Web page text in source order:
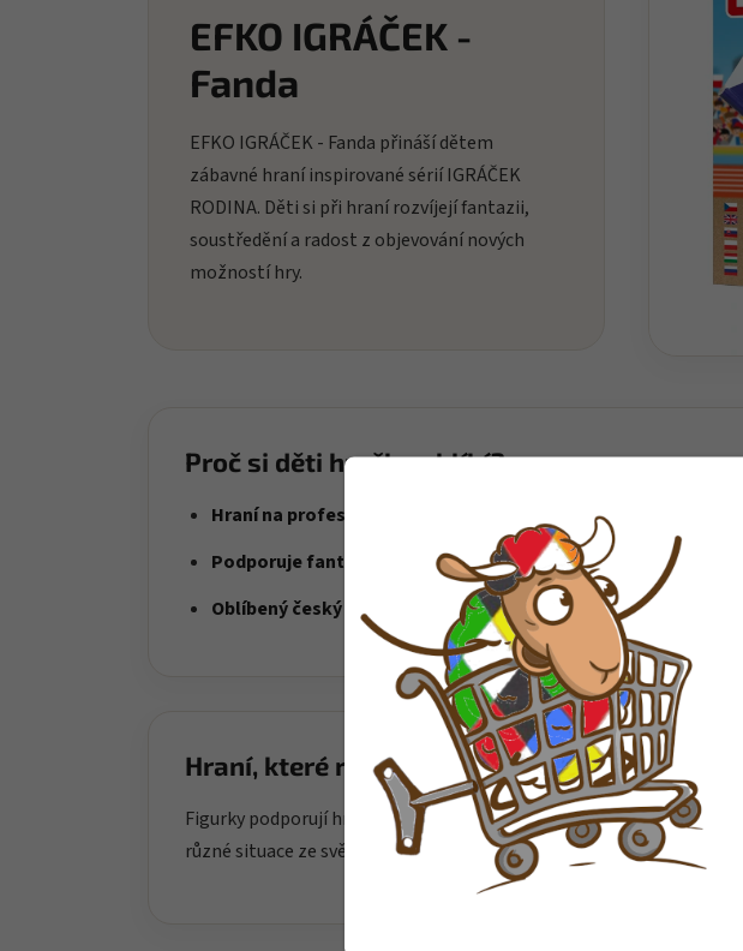
EFKO IGRÁČEK -
Fanda
EFKO IGRÁČEK - Fanda přináší dětem
zábavné hraní inspirované sérií IGRÁČEK
RODINA. Děti si při hraní rozvíjejí fantazii,
soustředění a radost z objevování nových
možností hry.
Proč si děti hračku oblíbí?
Hraní na profese
– děti si vytvářejí vlastní příběhy a situace
Podporuje fantazii
– figurky otevírají prostor pro kreativní hraní
Oblíbený český IGRÁČEK
– klasika, která baví děti už po generace
Hraní, které rozvíjí
Figurky podporují hraní rolí, vyprávění příběhů a představivost. Děti
různé situace ze světa dospělých i každodenního života.